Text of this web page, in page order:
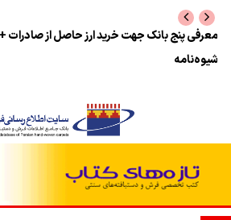
نرخ بازگشت ارز حاصل از صادرات + تکمیلی